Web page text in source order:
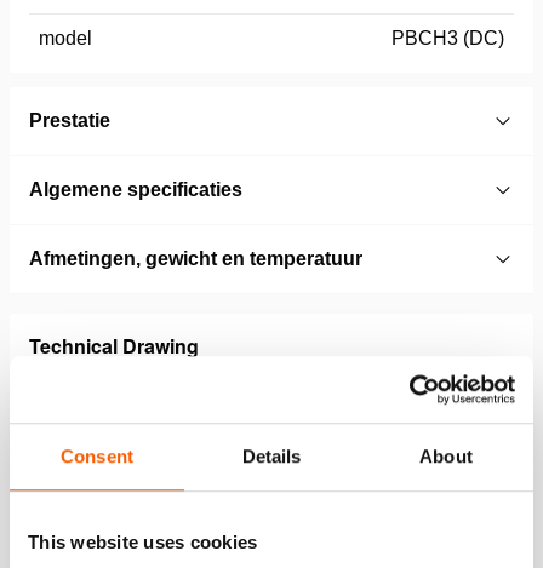
Consent Details About
This website uses cookies
model PBCH3 (DC)
Prestatie
Algemene specificaties
Afmetingen, gewicht en temperatuur
Technical Drawing